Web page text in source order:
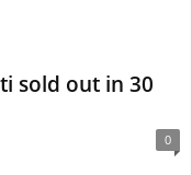
sold out in 30
0